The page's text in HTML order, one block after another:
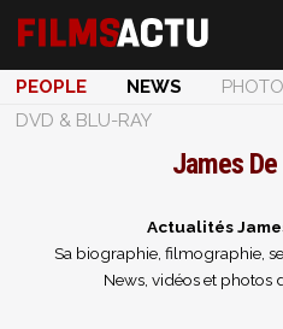
PEOPLE NEWS
DVD & BLU-RAY
James
Actualités
Sa biographie, filmographie,
News, vidéos et photos